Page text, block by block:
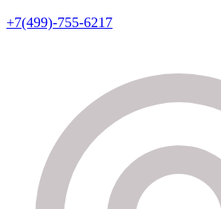
+7(499)-755-6217